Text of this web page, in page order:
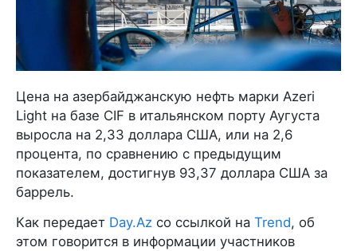
Цена на азербайджанскую нефть марки Azeri
Light на базе CIF в итальянском порту Аугуста
выросла на 2,33 доллара США, или на 2,6
процента, по сравнению с предыдущим
показателем, достигнув 93,37 доллара США за
баррель.
Как передает Day.Az со ссылкой на Trend, об
этом говорится в информации участников